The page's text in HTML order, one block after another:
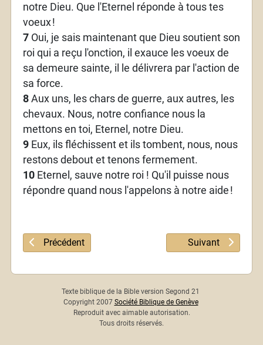
notre Dieu. Que l'Eternel réponde à tous tes
voeux!
7Oui, je sais maintenant que Dieu soutient son
roi qui a reçu l'onction, il exauce les voeux de
sa demeure sainte, il le délivrera par l'action de
sa force.
8Aux uns, les chars de guerre, aux autres, les
chevaux. Nous, notre confiance nous la
mettons en toi, Eternel, notre Dieu.
9Eux, ils fléchissent et ils tombent, nous, nous
restons debout et tenons fermement.
10Eternel, sauve notre roi ! Qu'il puisse nous
répondre quand nous l'appelons à notre aide !
Article précédent : Psaume 19
Précédent Article suivant :
Suivant
Texte biblique de la Bible version Segond 21
Copyright 2007 Société Biblique de Genève
Reproduit avec aimable autorisation.
Tous droits réservés.